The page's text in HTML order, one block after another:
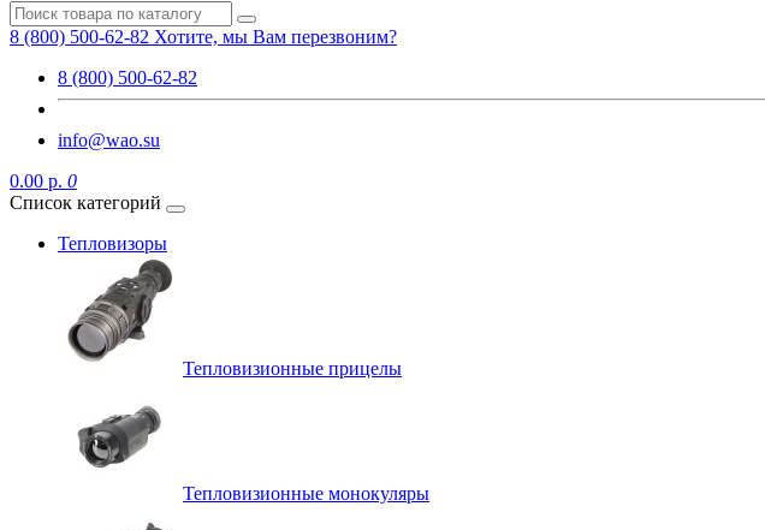
8 (800) 500-62-82 Хотите, мы Вам перезвоним?
8 (800) 500-62-82
info@wao.su
0.00 р. 0
Список категорий
Тепловизоры
Тепловизионные прицелы
Тепловизионные монокуляры